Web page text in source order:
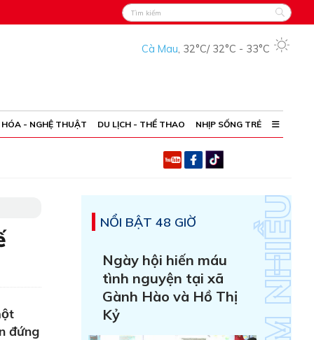
Cà Mau, 32°C/ 32°C - 33°C
- NGHỆ THUẬT DU LỊCH - THỂ THAO NHỊP SỐNG TRẺ
đứng
NỔI BẬT 48 GIỜ
Ngày hội hiến máu
tình nguyện tại xã
Gành Hào và Hồ Thị
Kỷ